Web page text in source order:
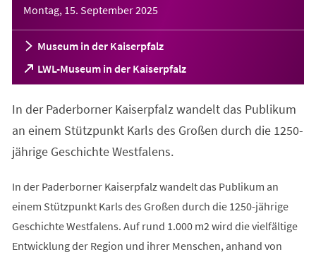
Montag, 15. September 2025
Museum in der Kaiserpfalz
LWL-Museum in der Kaiserpfalz
(Öffnet
in
neuen
Tab)
In der Paderborner Kaiserpfalz wandelt das Publikum
an einem Stützpunkt Karls des Großen durch die 1250-
jährige Geschichte Westfalens.
In der Paderborner Kaiserpfalz wandelt das Publikum an
einem Stützpunkt Karls des Großen durch die 1250-jährige
Geschichte Westfalens. Auf rund 1.000 m2 wird die vielfältige
Entwicklung der Region und ihrer Menschen, anhand von